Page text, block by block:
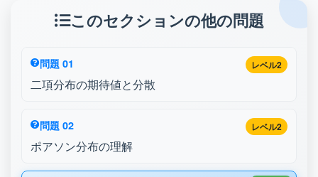
このセクションの他の問題
レベル2
問題 01
二項分布の期待値と分散
レベル2
問題 02
ポアソン分布の理解